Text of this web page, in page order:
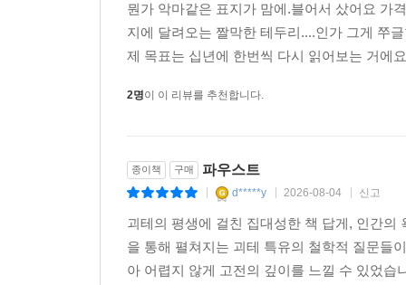
뭔가 악마같은 표지가 맘에.블어서 샀어요 가
지에 달려오는 짤막한 테두리....인가 그게 쭈
제 목표는 십년에 한번씩 다시 읽어보는 거에
2명이 이 리뷰를 추천합니다.
종이책 구매 파우스트
d*****y 2026-08-04 신고
괴테의 평생에 걸친 집대성한 책 답게, 인간
을 통해 펼쳐지는 괴테 특유의 철학적 질문들
아 어렵지 않게 고전의 깊이를 느낄 수 있었습